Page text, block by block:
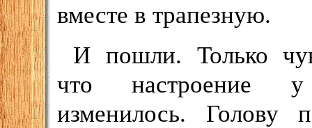
вместе в трапезную.
И пошли. Только
что настроение
изменилось. Голову